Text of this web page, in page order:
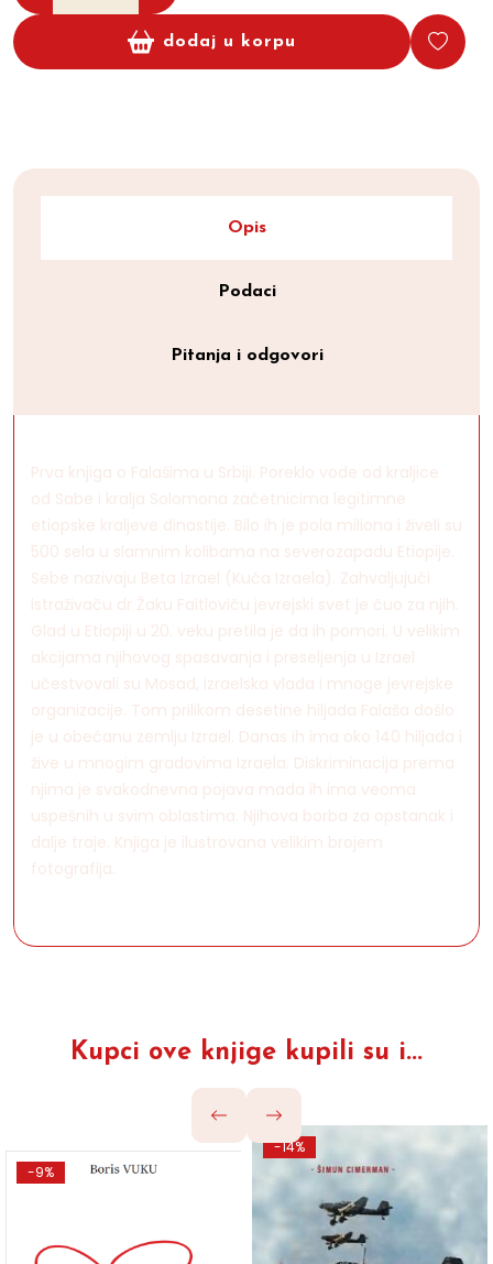
dodaj u korpu
Opis
Podaci
Pitanja i odgovori
Prva knjiga o Falašima u Srbiji. Poreklo vode od kraljice
od Sabe i kralja Solomona začetnicima legitimne
etiopske kraljeve dinastije. Bilo ih je pola miliona i živeli su
500 sela u slamnim kolibama na severozapadu Etiopije.
Sebe nazivaju Beta Izrael (Kuća Izraela). Zahvaljujući
istraživaču dr Žaku Faitloviču jevrejski svet je čuo za njih.
Glad u Etiopiji u 20. veku pretila je da ih pomori. U velikim
akcijama njihovog spasavanja i preseljenja u Izrael
učestvovali su Mosad, izraelska vlada i mnoge jevrejske
organizacije. Tom prilikom desetine hiljada Falaša došlo
je u obećanu zemlju Izrael. Danas ih ima oko 140 hiljada i
žive u mnogim gradovima Izraela. Diskriminacija prema
njima je svakodnevna pojava mada ih ima veoma
uspešnih u svim oblastima. Njihova borba za opstanak i
dalje traje. Knjiga je ilustrovana velikim brojem
fotografija.
Kupci ove knjige kupili su i...
-9%
-14%